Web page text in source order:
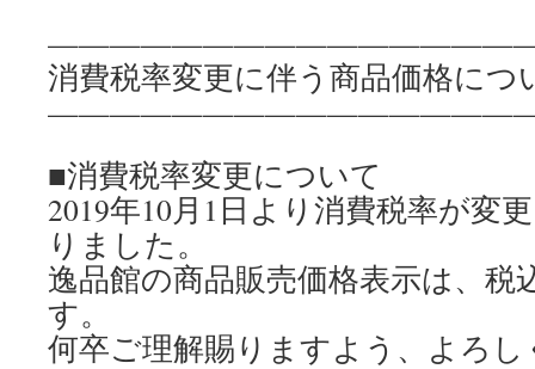
消費税率変更に伴う商品価格につ
■消費税率変更について
2019年10月1日より消費税率が変
りました。
逸品館の商品販売価格表示は、税
す。
何卒ご理解賜りますよう、よろ